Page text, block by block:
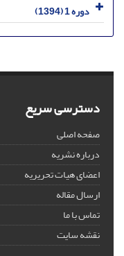
دوره 1 (1394)
دسترسی سریع
صفحه اصلی
درباره نشریه
اعضای هیات تحریریه
ارسال مقاله
تماس با ما
نقشه سایت